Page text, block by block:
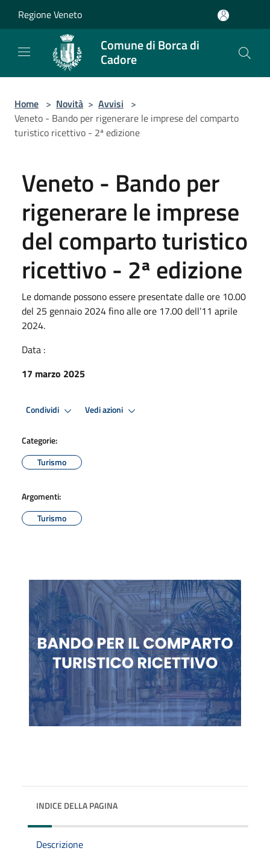
Regione Veneto
Comune di Borca di
Cadore
Home > Novità > Avvisi >
Veneto - Bando per rigenerare le imprese del comparto
turistico ricettivo - 2ª edizione
Veneto - Bando per
rigenerare le imprese
del comparto turistico
ricettivo - 2ª edizione
Le domande possono essere presentate dalle ore 10.00
del 25 gennaio 2024 fino alle ore 17.00 dell’11 aprile
2024.
Data :
17 marzo 2025
Condividi Vedi azioni
Categorie:
Turismo
Argomenti:
Turismo
INDICE DELLA PAGINA
Descrizione